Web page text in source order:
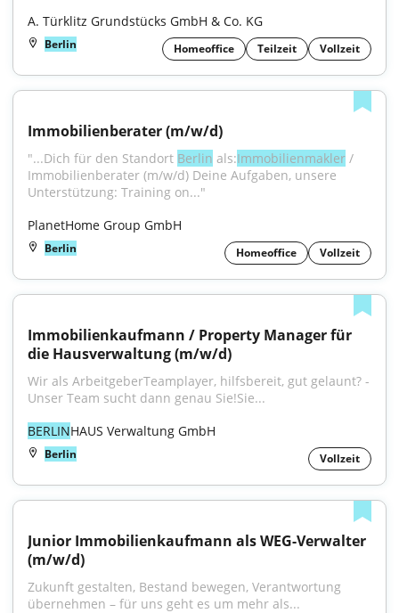
A. Türklitz Grundstücks GmbH & Co. KG
Berlin Homeoffice Teilzeit Vollzeit
Immobilienberater (m/w/d)
"...Dich für den Standort Berlin als:Immobilienmakler /
Immobilienberater (m/w/d) Deine Aufgaben, unsere
Unterstützung: Training on..."
PlanetHome Group GmbH
Berlin Homeoffice Vollzeit
Immobilienkaufmann / Property Manager für
die Hausverwaltung (m/w/d)
Wir als ArbeitgeberTeamplayer, hilfsbereit, gut gelaunt? -
Unser Team sucht dann genau Sie!Sie...
BERLINHAUS Verwaltung GmbH
Berlin Vollzeit
Junior Immobilienkaufmann als WEG-Verwalter
(m/w/d)
Zukunft gestalten, Bestand bewegen, Verantwortung
übernehmen – für uns geht es um mehr als...